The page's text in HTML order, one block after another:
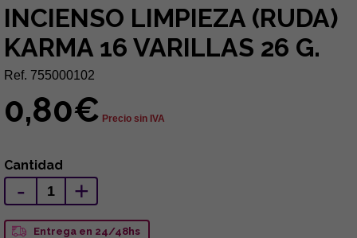
INCIENSO LIMPIEZA (RUDA)
KARMA 16 VARILLAS 26 G.
Ref. 755000102
0,80€ Precio sin IVA
Cantidad
- +
Entrega en 24/48hs